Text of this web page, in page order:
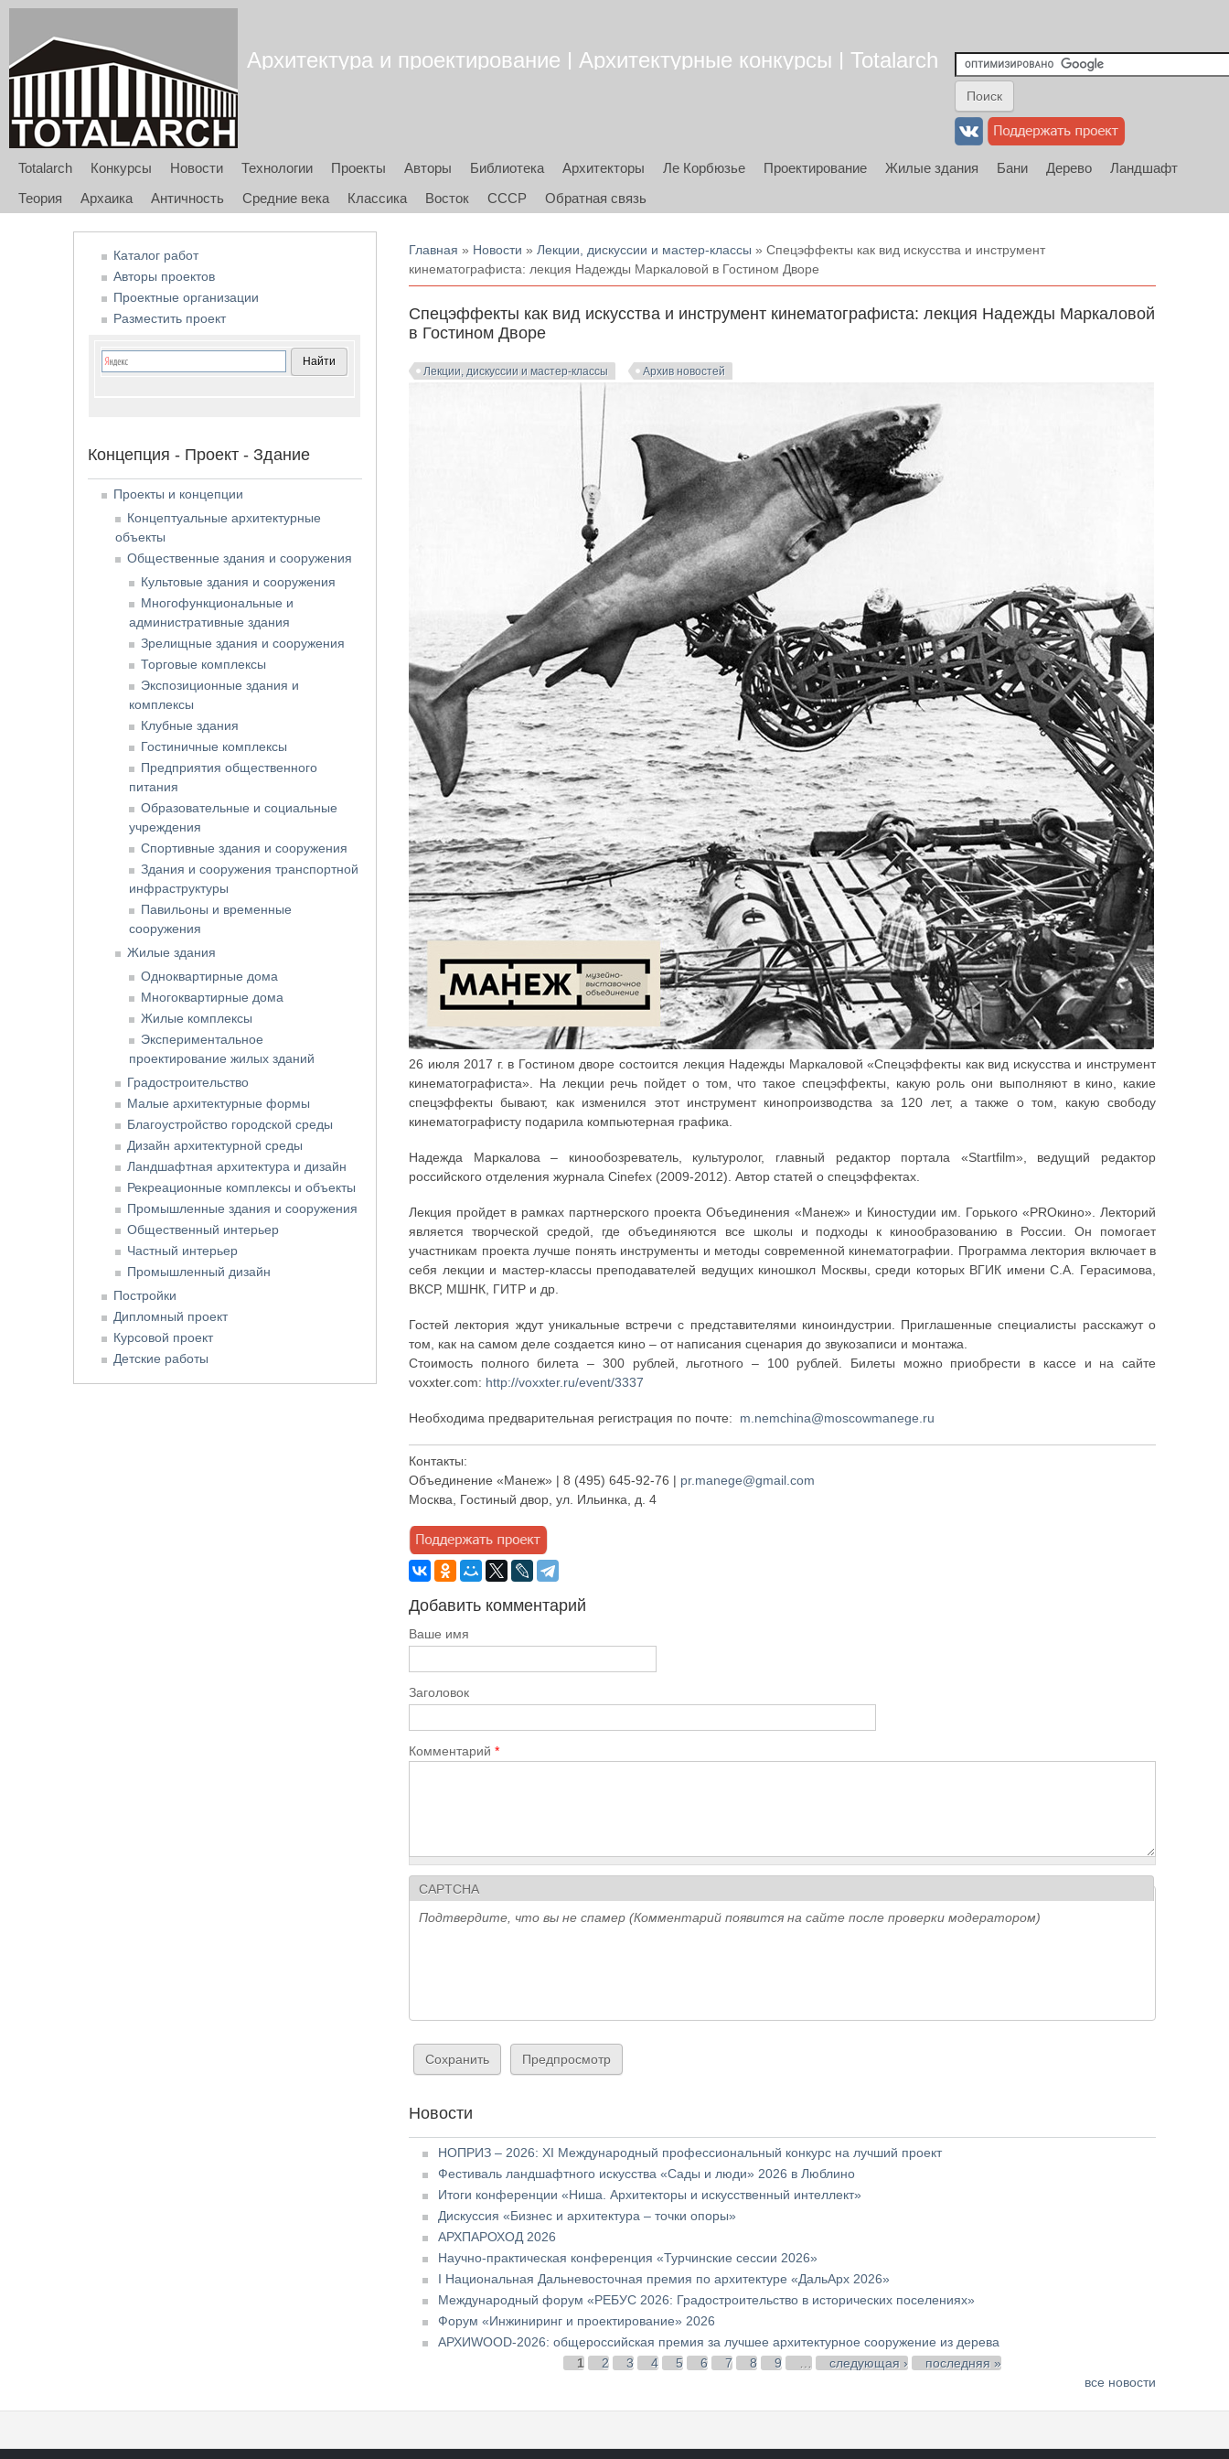
Архитектура и проектирование | Архитектурные конкурсы | Totalarch
Totalarch Конкурсы Новости Технологии Проекты Авторы Библиотека Архитекторы Ле Корбюзье Проектирование Жилые здания Бани Дерево
Ландшафт
Теория
Архаика Античность Средние века Классика Восток СССР Обратная связь
Вы здесь
Главная » Новости » Лекции, дискуссии и мастер-классы » Спецэффекты как вид искусства и инструмент
кинематографиста: лекция Надежды Маркаловой в Гостином Дворе
Спецэффекты как вид искусства и инструмент кинематографиста: лекция Надежды Маркаловой
в Гостином Дворе
Лекции, дискуссии и мастер-классы Архив новостей
26 июля 2017 г. в Гостином дворе состоится лекция Надежды Маркаловой «Спецэффекты как вид искусства и инструмент
кинематографиста». На лекции речь пойдет о том, что такое спецэффекты, какую роль они выполняют в кино, какие
спецэффекты бывают, как изменился этот инструмент кинопроизводства за 120 лет, а также о том, какую свободу
кинематографисту подарила компьютерная графика.
Надежда Маркалова – кинообозреватель, культуролог, главный редактор портала «Startfilm», ведущий редактор
российского отделения журнала Cinefex (2009-2012). Автор статей о спецэффектах.
Лекция пройдет в рамках партнерского проекта Объединения «Манеж» и Киностудии им. Горького «PROкино». Лекторий
является творческой средой, где объединяются все школы и подходы к кинообразованию в России. Он помогает
участникам проекта лучше понять инструменты и методы современной кинематографии. Программа лектория включает в
себя лекции и мастер-классы преподавателей ведущих киношкол Москвы, среди которых ВГИК имени С.А. Герасимова,
ВКСР, МШНК, ГИТР и др.
Гостей лектория ждут уникальные встречи с представителями киноиндустрии. Приглашенные специалисты расскажут о
том, как на самом деле создается кино – от написания сценария до звукозаписи и монтажа.
Стоимость полного билета – 300 рублей, льготного – 100 рублей. Билеты можно приобрести в кассе и на сайте
voxxter.com: http://voxxter.ru/event/3337
Необходима предварительная регистрация по почте: m.nemchina@moscowmanege.ru
Контакты:
Объединение «Манеж» | 8 (495) 645-92-76 | pr.manege@gmail.com
Москва, Гостиный двор, ул. Ильинка, д. 4
Добавить комментарий
Ваше имя
Заголовок
Комментарий*
CAPTCHA
Подтвердите, что вы не спамер (Комментарий появится на сайте после проверки модератором)
Новости
НОПРИЗ – 2026: XI Международный профессиональный конкурс на лучший проект
Фестиваль ландшафтного искусства «Сады и люди» 2026 в Люблино
Итоги конференции «Ниша. Архитекторы и искусственный интеллект»
Дискуссия «Бизнес и архитектура – точки опоры»
АРХПАРОХОД 2026
Научно-практическая конференция «Турчинские сессии 2026»
I Национальная Дальневосточная премия по архитектуре «ДальАрх 2026»
Международный форум «РЕБУС 2026: Градостроительство в исторических поселениях»
Форум «Инжиниринг и проектирование» 2026
АРХИWOOD-2026: общероссийская премия за лучшее архитектурное сооружение из дерева
1 2 3 4 5 6 7 8 9 следующая ›
последняя »
все новости
Каталог работ
Авторы проектов
Проектные организации
Разместить проект
Концепция - Проект - Здание
Проекты и концепции
Концептуальные архитектурные
объекты
Общественные здания и сооружения
Культовые здания и сооружения
Многофункциональные и
административные здания
Зрелищные здания и сооружения
Торговые комплексы
Экспозиционные здания и
комплексы
Клубные здания
Гостиничные комплексы
Предприятия общественного
питания
Образовательные и социальные
учреждения
Спортивные здания и сооружения
Здания и сооружения транспортной
инфраструктуры
Павильоны и временные
сооружения
Жилые здания
Одноквартирные дома
Многоквартирные дома
Жилые комплексы
Экспериментальное
проектирование жилых зданий
Градостроительство
Малые архитектурные формы
Благоустройство городской среды
Дизайн архитектурной среды
Ландшафтная архитектура и дизайн
Рекреационные комплексы и объекты
Промышленные здания и сооружения
Общественный интерьер
Частный интерьер
Промышленный дизайн
Постройки
Дипломный проект
Курсовой проект
Детские работы